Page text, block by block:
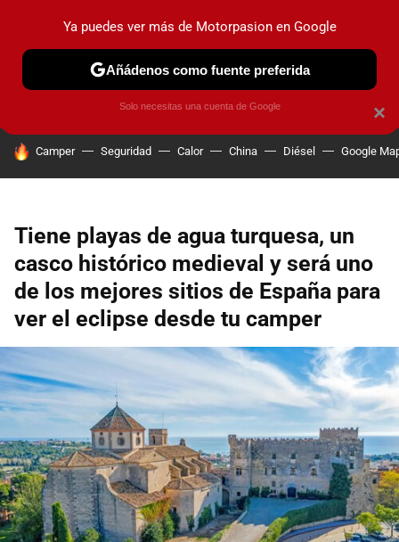
PRUEBAS COCHES ELÉCTRICOS OBSERVATORIO
HOY SE HABLA DE
Camper Seguridad Calor China Diésel Google
Tiene playas de agua turquesa, un
casco histórico medieval y será uno
de los mejores sitios de España para
ver el eclipse desde tu camper
×
Ya puedes ver más de Motorpasion en Google
Añádenos como fuente preferida
Solo necesitas una cuenta de Google